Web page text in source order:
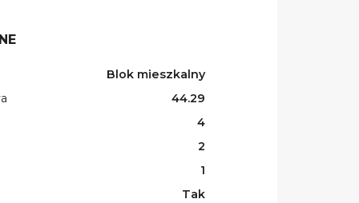
Blok mieszkalny
44.29
4
2
1
Tak